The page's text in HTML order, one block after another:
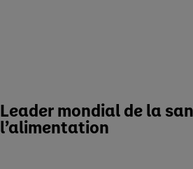
Leader mondial de la
l’alimentation